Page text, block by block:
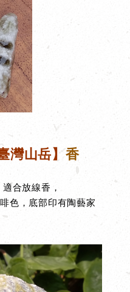
灣山岳】 香
合放線香，
色，底部印有陶藝家